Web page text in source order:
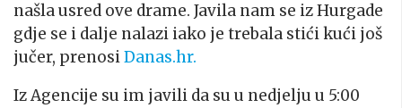
našla usred ove drame. Javila nam se iz Hurgade
gdje se i dalje nalazi iako je trebala stići kući još
jučer, prenosiDanas.hr.
Iz Agencije su im javili da su u nedjelju u 5:00